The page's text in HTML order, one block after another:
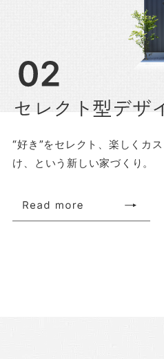
“好き”をセレクト、楽しくカ
け、という新しい家づくり。